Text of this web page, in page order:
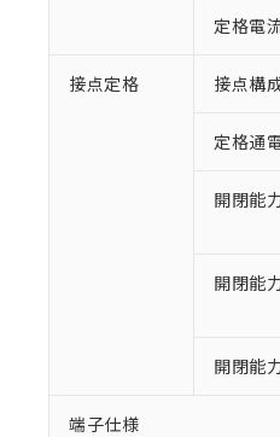
定格電
接点定格 接点構
定格通
開閉能
開閉能
開閉能
端子仕様